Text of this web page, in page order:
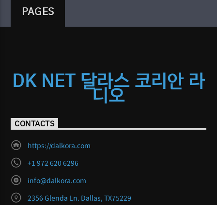
PAGES
DK NET 달라스 코리안 라
디오
CONTACTS
https://dalkora.com
+1 972 620 6296
info@dalkora.com
2356 Glenda Ln. Dallas, TX75229